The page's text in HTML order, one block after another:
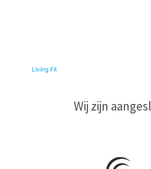
Living Fit
Wij zijn